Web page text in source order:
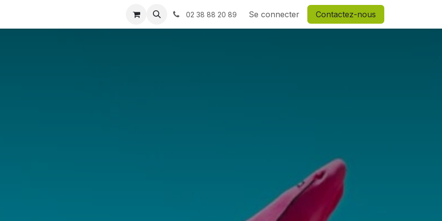
02 38 88 20 89 Se connecter Contactez-nous